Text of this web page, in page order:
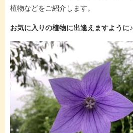
植物などをご紹介します。
お気に入りの植物に出逢えますように♪